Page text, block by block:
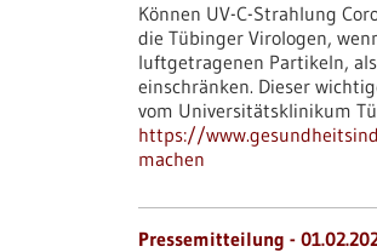
Können UV-C-Strahlung
die Tübinger Virologen,
luftgetragenen Partikeln,
einschränken. Dieser
vom Universitätsklinikum
https://
machen
Pressemitteilung -